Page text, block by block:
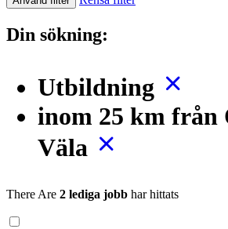
Din sökning:
Utbildning
inom 25 km från
Väla
There Are 2 lediga jobb har hittats